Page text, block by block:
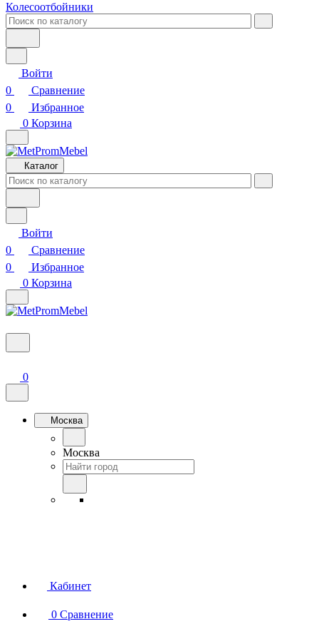
Колесоотбойники
Войти
0
Сравнение
0
Избранное
0 Корзина
Каталог
Войти
0
Сравнение
0
Избранное
0 Корзина
0
Москва
Москва
Кабинет
0 Сравнение